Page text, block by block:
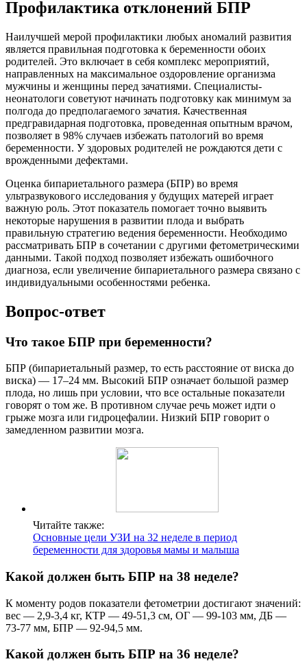
Профилактика отклонений БПР
Наилучшей мерой профилактики любых аномалий развития
является правильная подготовка к беременности обоих
родителей. Это включает в себя комплекс мероприятий,
направленных на максимальное оздоровление организма
мужчины и женщины перед зачатиями. Специалисты-
неонатологи советуют начинать подготовку как минимум за
полгода до предполагаемого зачатия. Качественная
предгравидарная подготовка, проведенная опытным врачом,
позволяет в 98% случаев избежать патологий во время
беременности. У здоровых родителей не рождаются дети с
врожденными дефектами.
Оценка бипариетального размера (БПР) во время
ультразвукового исследования у будущих матерей играет
важную роль. Этот показатель помогает точно выявить
некоторые нарушения в развитии плода и выбрать
правильную стратегию ведения беременности. Необходимо
рассматривать БПР в сочетании с другими фетометрическими
данными. Такой подход позволяет избежать ошибочного
диагноза, если увеличение бипариетального размера связано с
индивидуальными особенностями ребенка.
Вопрос-ответ
Что такое БПР при беременности?
БПР (бипариетальный размер, то есть расстояние от виска до
виска) — 17–24 мм. Высокий БПР означает большой размер
плода, но лишь при условии, что все остальные показатели
говорят о том же. В противном случае речь может идти о
грыже мозга или гидроцефалии. Низкий БПР говорит о
замедленном развитии мозга.
Читайте также:
Основные цели УЗИ на 32 неделе в период
беременности для здоровья мамы и малыша
Какой должен быть БПР на 38 неделе?
К моменту родов показатели фетометрии достигают значений:
вес — 2,9-3,4 кг, КТР — 49-51,3 см, ОГ — 99-103 мм, ДБ —
73-77 мм, БПР — 92-94,5 мм.
Какой должен быть БПР на 36 неделе?